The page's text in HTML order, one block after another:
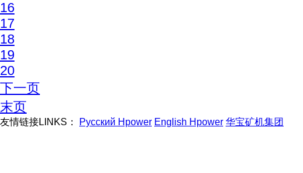
16
17
18
19
20
下一页
末页
友情链接LINKS： Русский Hpower English Hpower 华宝矿机集团